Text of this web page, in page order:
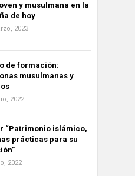
y musulmana en la
de hoy
2023
de formación:
musulmanas y
2022
“Patrimonio islámico,
prácticas para su
2022